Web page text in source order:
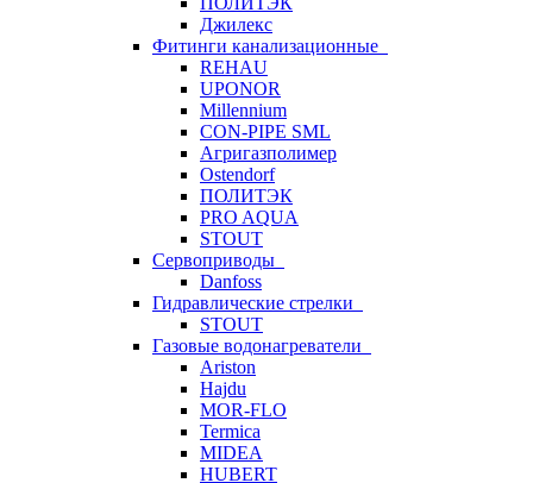
Джилекс
Фитинги канализационные
REHAU
UPONOR
Millennium
CON-PIPE SML
Агригазполимер
Ostendorf
ПОЛИТЭК
PRO AQUA
STOUT
Сервоприводы
Danfoss
Гидравлические стрелки
STOUT
Газовые водонагреватели
Ariston
Hajdu
MOR-FLO
Termica
MIDEA
HUBERT